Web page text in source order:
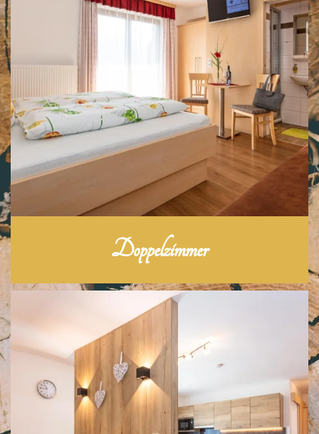
Doppelzimmer